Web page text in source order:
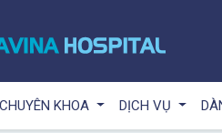
CHUYÊN KHOA DỊCH VỤ